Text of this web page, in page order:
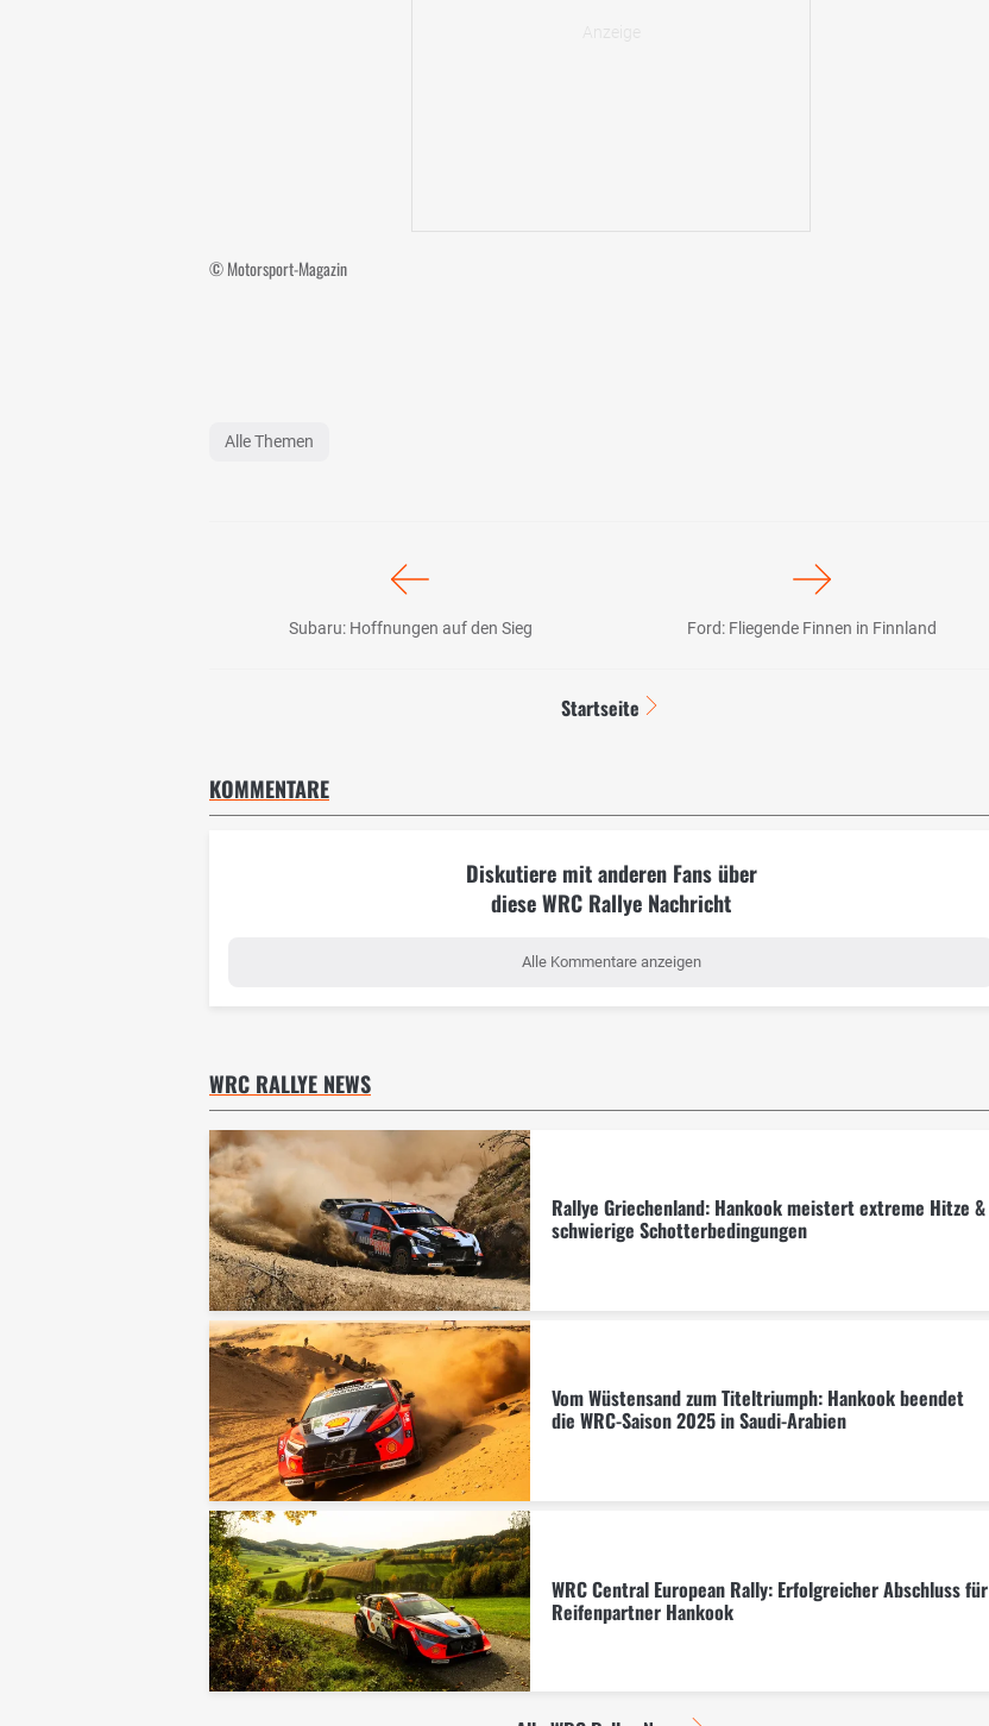
© Motorsport-Magazin
Alle Themen
Subaru: Hoffnungen auf den Sieg Ford: Fliegende Finnen in Finnland
Startseite
KOMMENTARE
Diskutiere mit anderen Fans über
diese WRC Rallye Nachricht
Alle Kommentare anzeigen
WRC RALLYE NEWS
Rallye Griechenland: Hankook meistert extreme Hitze &
schwierige Schotterbedingungen
Vom Wüstensand zum Titeltriumph: Hankook beendet
die WRC-Saison 2025 in Saudi-Arabien
WRC Central European Rally: Erfolgreicher Abschluss für
Reifenpartner Hankook